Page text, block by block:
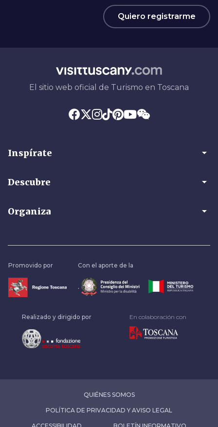
Quiero registrarme
El sitio web oficial de Turismo en Toscana
Inspírate arrow_drop_down
Descubre arrow_drop_down
Organiza arrow_drop_down
Promovido por Con el aporte de la
.
Realizado y dirigido por En colaboración con
QUIÉNES SOMOS
POLÍTICA DE PRIVACIDAD Y AVISO LEGAL